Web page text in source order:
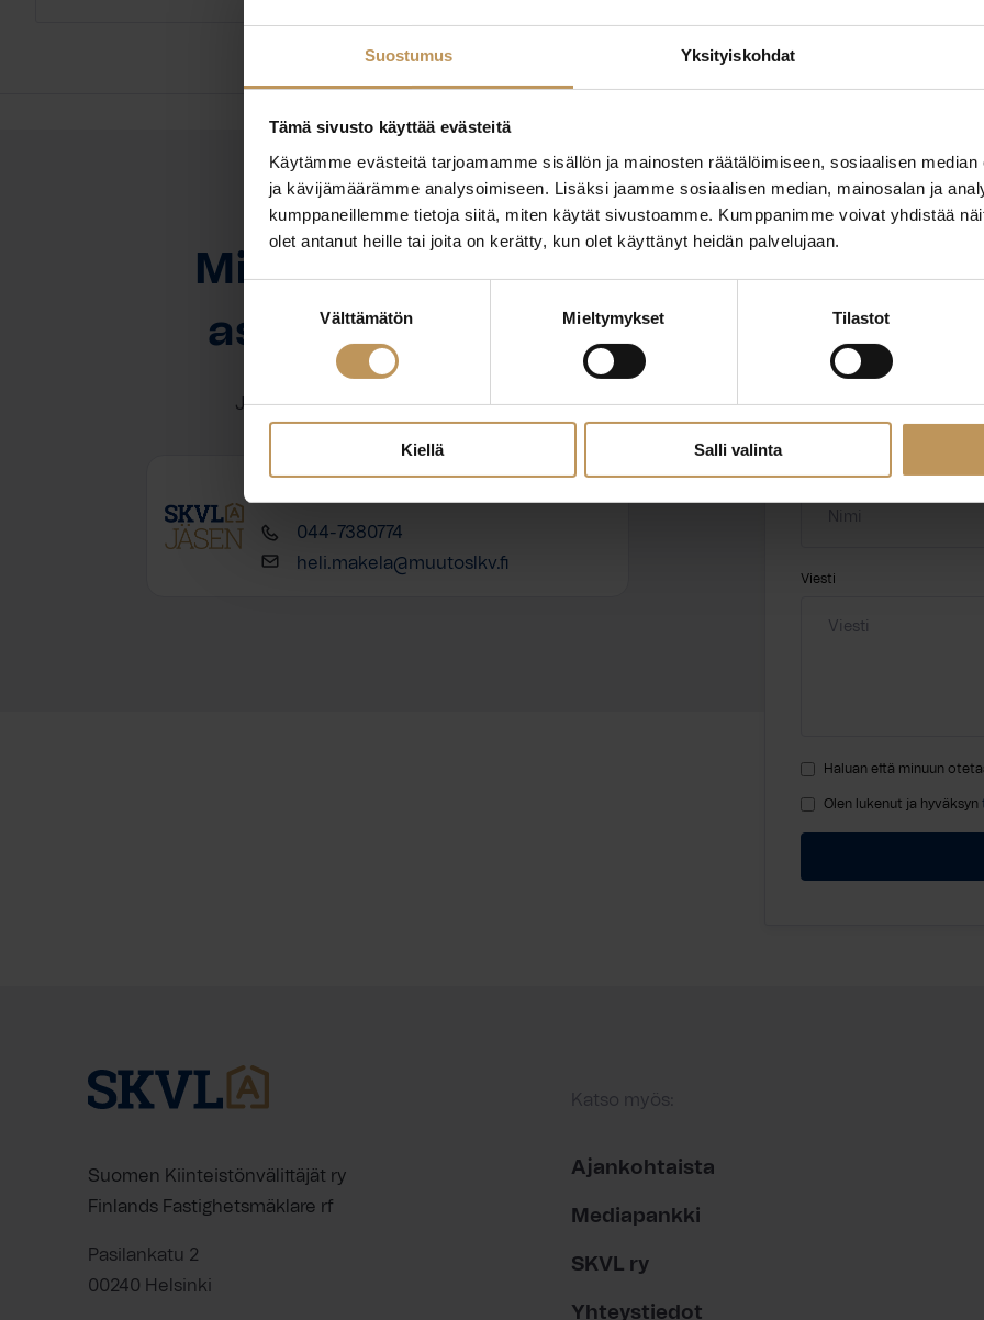
Suostumus Yksityiskohdat
Tämä sivusto käyttää evästeitä
Käytämme evästeitä tarjoamamme sisällön ja mainosten räätälöimiseen, sosiaalisen
ja kävijämäärämme analysoimiseen. Lisäksi jaamme sosiaalisen median, mainosalan ja
kumppaneillemme tietoja siitä, miten käytät sivustoamme. Kumppanimme voivat yhdistää
olet antanut heille tai joita on kerätty, kun olet käyttänyt heidän palvelujaan.
Välttämätön Mieltymykset Tilastot
Kiellä Salli valinta
OTA YHTEYTTÄ
Miten voin auttaa
asuntoasioissa?
Jätä yhteystietosi, niin otan yhteyttä
044-7380774
heli.makela@muutoslkv.fi
Viesti
Haluan että minuun
Olen lukenut ja hyväksyn
Suomen Kiinteistönvälittäjät ry
Finlands Fastighetsmäklare rf
Pasilankatu 2
00240 Helsinki
Katso myös:
Ajankohtaista
Mediapankki
SKVL ry
Yhteystiedot